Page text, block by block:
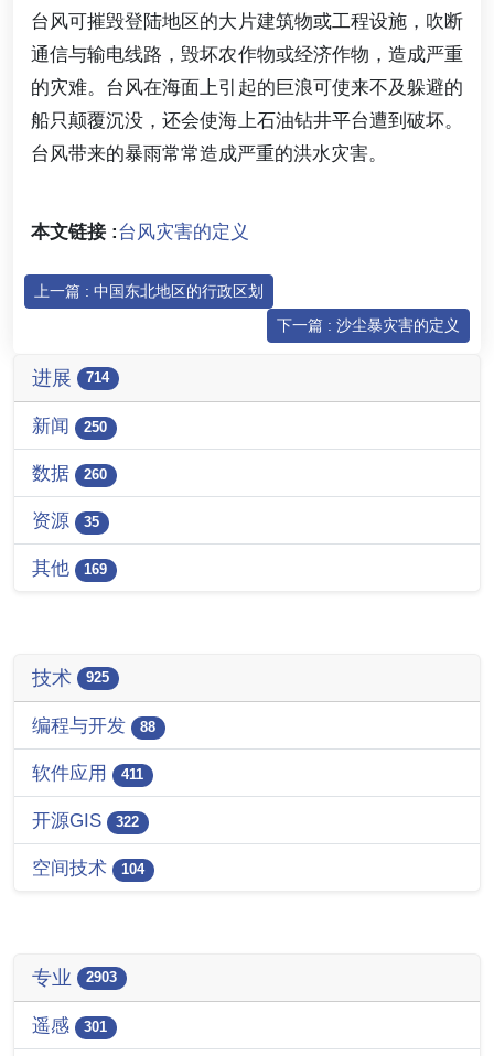
台风可摧毁登陆地区的大片建筑物或工程设施，吹断
通信与输电线路，毁坏农作物或经济作物，造成严重
的灾难。台风在海面上引起的巨浪可使来不及躲避的
船只颠覆沉没，还会使海上石油钻井平台遭到破坏。
台风带来的暴雨常常造成严重的洪水灾害。
本文链接 :台风灾害的定义
上一篇 : 中国东北地区的行政区划
下一篇 : 沙尘暴灾害的定义
进展 714
新闻 250
数据 260
资源 35
其他 169
技术 925
编程与开发 88
软件应用 411
开源GIS 322
空间技术 104
专业 2903
遥感 301